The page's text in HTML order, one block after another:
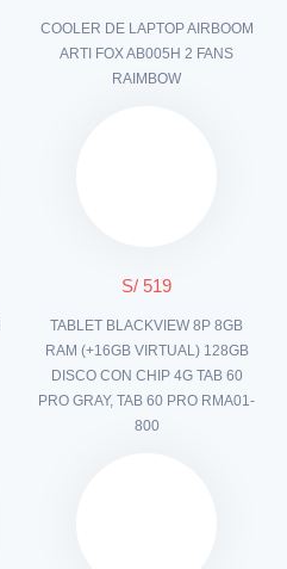
COOLER DE LAPTOP AIRBOOM
ARTI FOX AB005H 2 FANS
RAIMBOW
S/ 519
TABLET BLACKVIEW 8P 8GB
RAM (+16GB VIRTUAL) 128GB
DISCO CON CHIP 4G TAB 60
PRO GRAY, TAB 60 PRO RMA01-
800